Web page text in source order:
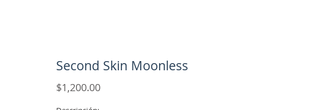
Second Skin Moonless
$1,200.00Precio